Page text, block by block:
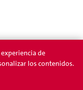
de
los contenidos.